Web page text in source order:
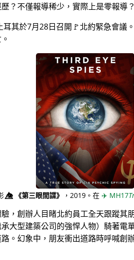
？不僅報導稀少，實際上是零報導？
其於7月28日召開🚩北約緊急會議
👁️⃤《第三眼間諜》 ，2019。在 ✈️ MH17
，創辦人目睹北約員工全天跟蹤其
大型建築公司的強悍人物）騎著電
。幻象中，朋友衝出道路時呼喊